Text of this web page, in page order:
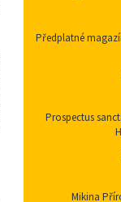
Předplatné
Prospectus
Mikina